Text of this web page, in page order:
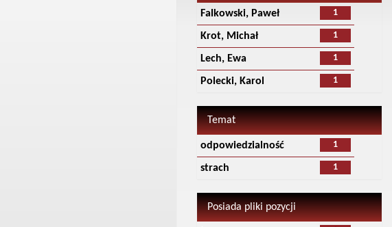
1
Falkowski, Paweł
1
Krot, Michał
1
Lech, Ewa
1
Polecki, Karol
Temat
1
odpowiedzialność
1
strach
Posiada pliki pozycji